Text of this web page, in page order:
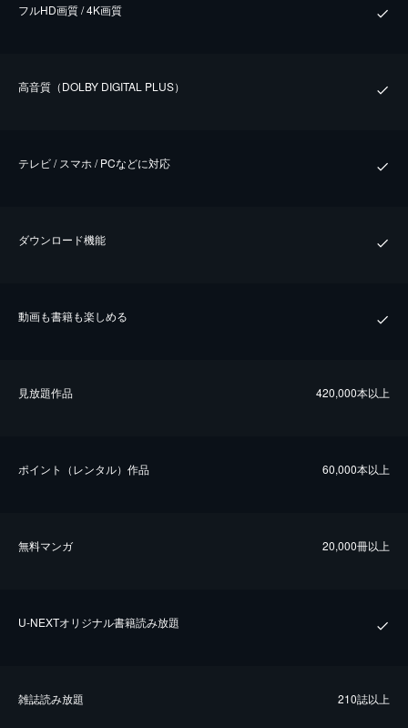
フルHD画質 / 4K画質
⾼⾳質（DOLBY DIGITAL PLUS）
テレビ / スマホ / PCなどに対応
ダウンロード機能
動画も書籍も楽しめる
⾒放題作品 420,000本以上
ポイント（レンタル）作品 60,000本以上
無料マンガ 20,000冊以上
U-NEXTオリジナル書籍読み放題
雑誌読み放題 210誌以上